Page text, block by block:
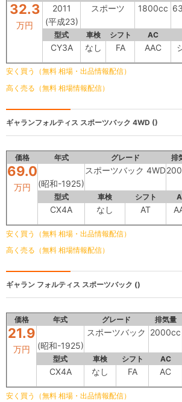
32.3
万円
2011
(平成23)
スポーツ 1800cc
型式 車検 シフト AC
CY3A なし FA AAC
安く買う（無料 相場・出品情報配信）
高く売る（無料 相場情報配信）
ギャランフォルティス スポーツバック 4WD ()
価格 年式 グレード 排
69.0
万円 (昭和-1925)
スポーツバック 4WD
型式 車検 シフト
CX4A なし AT
安く買う（無料 相場・出品情報配信）
高く売る（無料 相場情報配信）
ギャラン フォルティス スポーツバック ()
価格 年式 グレード 排気量
21.9
万円 (昭和-1925)
スポーツバック 2000cc
型式 車検 シフト AC
CX4A なし FA AC
安く買う（無料 相場・出品情報配信）